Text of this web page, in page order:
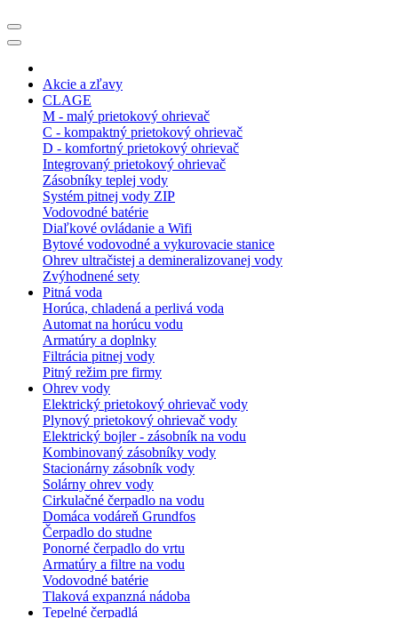
Akcie a zľavy
CLAGE
M - malý prietokový ohrievač
C - kompaktný prietokový ohrievač
D - komfortný prietokový ohrievač
Integrovaný prietokový ohrievač
Zásobníky teplej vody
Systém pitnej vody ZIP
Vodovodné batérie
Diaľkové ovládanie a Wifi
Bytové vodovodné a vykurovacie stanice
Ohrev ultračistej a demineralizovanej vody
Zvýhodnené sety
Pitná voda
Horúca, chladená a perlivá voda
Automat na horúcu vodu
Armatúry a doplnky
Filtrácia pitnej vody
Pitný režim pre firmy
Ohrev vody
Elektrický prietokový ohrievač vody
Plynový prietokový ohrievač vody
Elektrický bojler - zásobník na vodu
Kombinovaný zásobníky vody
Stacionárny zásobník vody
Solárny ohrev vody
Cirkulačné čerpadlo na vodu
Domáca vodáreň Grundfos
Čerpadlo do studne
Ponorné čerpadlo do vrtu
Armatúry a filtre na vodu
Vodovodné batérie
Tlaková expanzná nádoba
Tepelné čerpadlá